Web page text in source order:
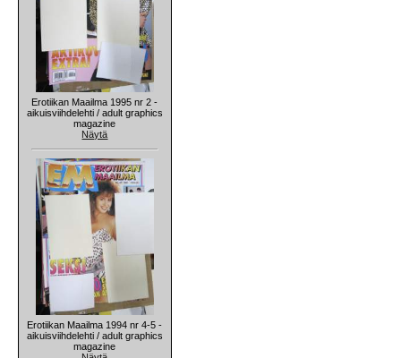
Erotiikan Maailma 1995 nr 2 -
aikuisviihdelehti / adult graphics
magazine
Näytä
Erotiikan Maailma 1994 nr 4-5 -
aikuisviihdelehti / adult graphics
magazine